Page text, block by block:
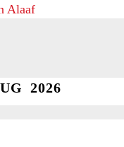
2026